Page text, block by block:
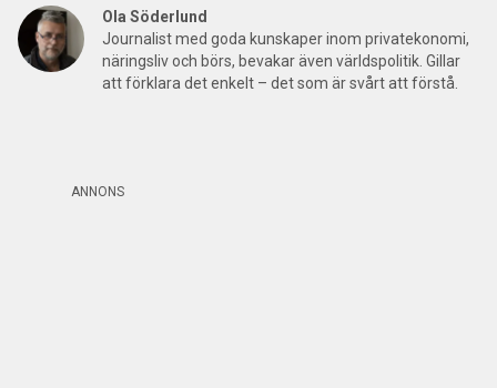
Ola Söderlund
Journalist med goda kunskaper inom privatekonomi,
näringsliv och börs, bevakar även världspolitik. Gillar
att förklara det enkelt – det som är svårt att förstå.
ANNONS